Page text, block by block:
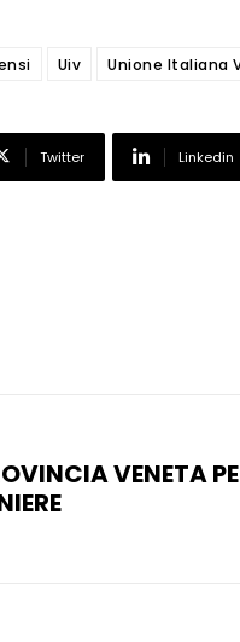
Uiv Unione Italiana
Twitter Linkedin
VENETA